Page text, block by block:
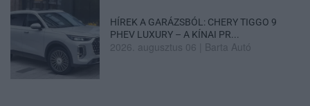
HÍREK A GARÁZSBÓL: CHERY TIGGO 9
PHEV LUXURY – A KÍNAI PR...
2026. augusztus 06 Barta Autó